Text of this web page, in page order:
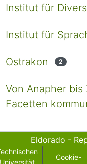
Institut für
Institut für
Ostrakon 2
Von Anapher
Facetten
Eldorado -
Universität
Cookie-